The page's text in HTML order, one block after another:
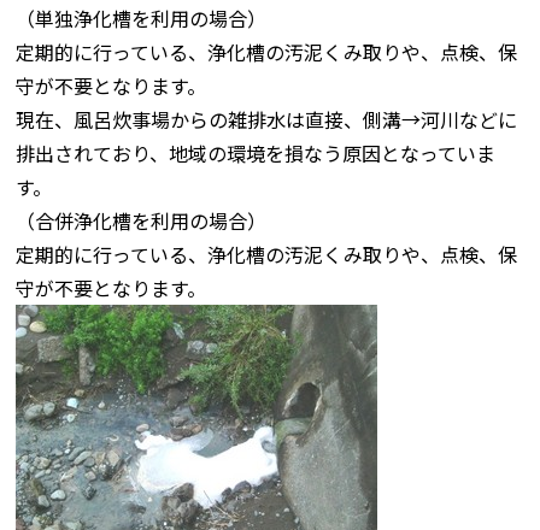
（単独浄化槽を利用の場合）
定期的に行っている、浄化槽の汚泥くみ取りや、点検、保
守が不要となります。
現在、風呂炊事場からの雑排水は直接、側溝→河川などに
排出されており、地域の環境を損なう原因となっていま
す。
（合併浄化槽を利用の場合）
定期的に行っている、浄化槽の汚泥くみ取りや、点検、保
守が不要となります。